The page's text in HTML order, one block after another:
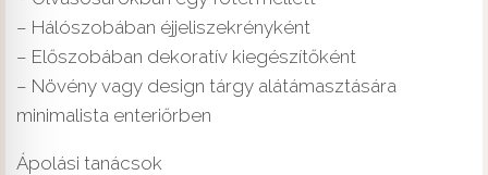
– Hálószobában éjjeliszekrényként
– Előszobában dekoratív kiegészítőként
– Növény vagy design tárgy alátámasztására
minimalista enteriőrben
Ápolási tanácsok